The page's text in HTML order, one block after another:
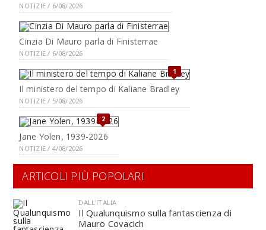
NOTIZIE / 6/08/2026
Cinzia Di Mauro parla di Finisterrae
NOTIZIE / 6/08/2026
1
Il ministero del tempo di Kaliane Bradley
NOTIZIE / 5/08/2026
2
Jane Yolen, 1939-2026
NOTIZIE / 4/08/2026
ARTICOLI PIÙ POPOLARI
DALL'ITALIA
Il Qualunquismo sulla fantascienza di
Mauro Covacich